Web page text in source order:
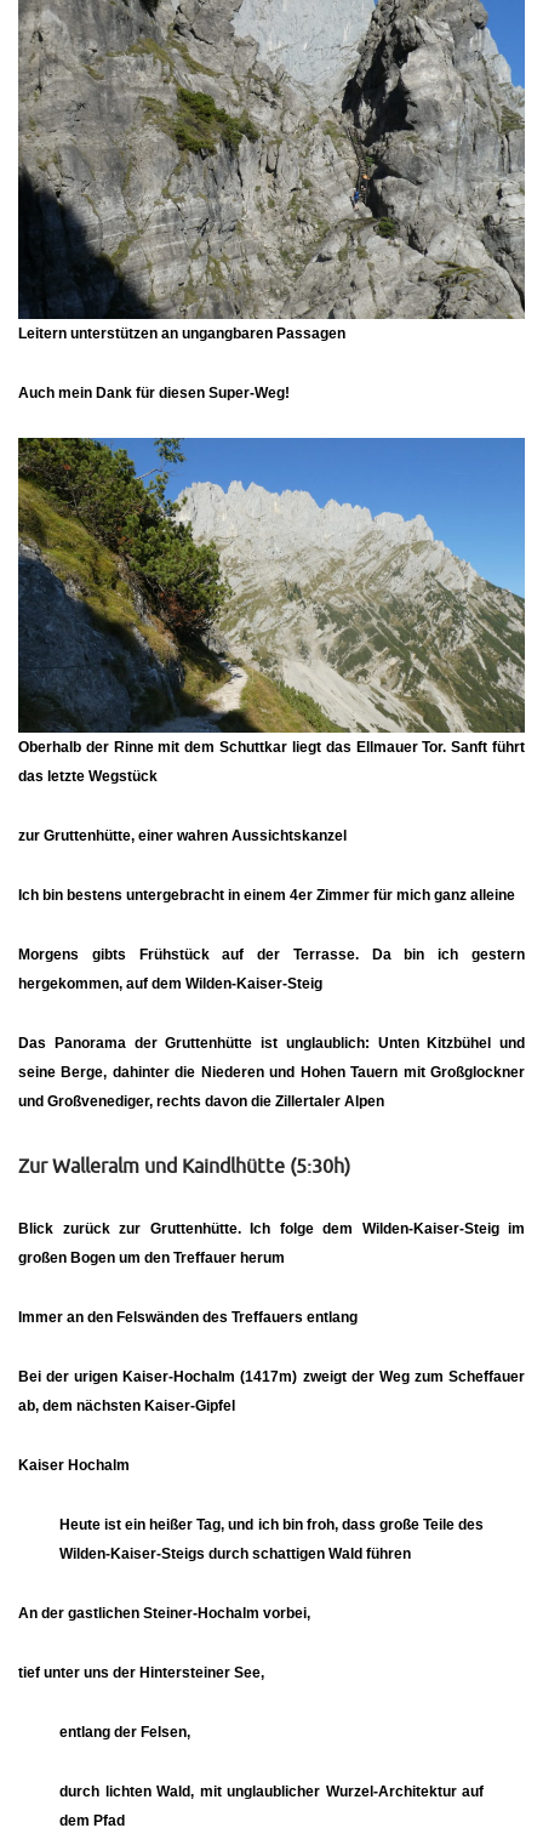
Leitern unterstützen an ungangbaren Passagen
Auch mein Dank für diesen Super-Weg!
Oberhalb der Rinne mit dem Schuttkar liegt das Ellmauer Tor. Sanft führt
das letzte Wegstück
zur Gruttenhütte, einer wahren Aussichtskanzel
Ich bin bestens untergebracht in einem 4er Zimmer für mich ganz alleine
Morgens gibts Frühstück auf der Terrasse. Da bin ich gestern
hergekommen, auf dem Wilden-Kaiser-Steig
Das Panorama der Gruttenhütte ist unglaublich: Unten Kitzbühel und
seine Berge, dahinter die Niederen und Hohen Tauern mit Großglockner
und Großvenediger, rechts davon die Zillertaler Alpen
Zur Walleralm und Kaindlhütte (5:30h)
Blick zurück zur Gruttenhütte. Ich folge dem Wilden-Kaiser-Steigim
großen Bogen um den Treffauer herum
Immer an den Felswänden des Treffauers entlang
Bei der urigen Kaiser-Hochalm (1417m) zweigt der Weg zumScheffauer
ab, dem nächsten Kaiser-Gipfel
Kaiser Hochalm
Heute ist ein heißer Tag, und ich bin froh, dass große Teile des
Wilden-Kaiser-Steigs durch schattigen Wald führen
An der gastlichen Steiner-Hochalm vorbei,
tief unter uns der Hintersteiner See,
entlang der Felsen,
durch lichten Wald, mit unglaublicher Wurzel-Architektur auf
dem Pfad